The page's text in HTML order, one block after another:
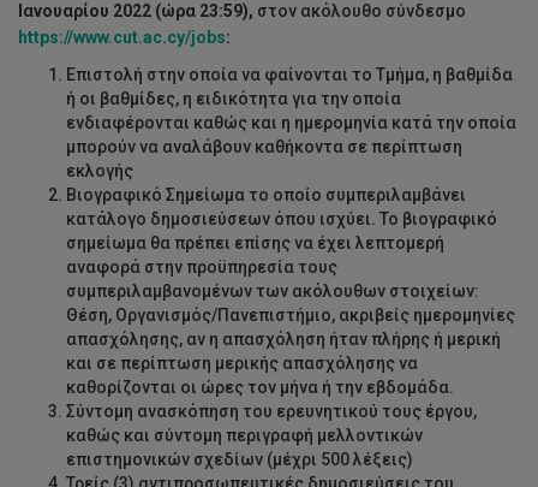
Ιανουαρίου 2022 (ώρα 23:59), στον ακόλουθο σύνδεσμο
https://www.cut.ac.cy/jobs:
Επιστολή στην οποία να φαίνονται το Τμήμα, η βαθμίδα
ή οι βαθμίδες, η ειδικότητα για την οποία
ενδιαφέρονται καθώς και η ημερομηνία κατά την οποία
μπορούν να αναλάβουν καθήκοντα σε περίπτωση
εκλογής
Βιογραφικό Σημείωμα το οποίο συμπεριλαμβάνει
κατάλογο δημοσιεύσεων όπου ισχύει. Το βιογραφικό
σημείωμα θα πρέπει επίσης να έχει λεπτομερή
αναφορά στην προϋπηρεσία τους
συμπεριλαμβανομένων των ακόλουθων στοιχείων:
Θέση, Οργανισμός/Πανεπιστήμιο, ακριβείς ημερομηνίες
απασχόλησης, αν η απασχόληση ήταν πλήρης ή μερική
και σε περίπτωση μερικής απασχόλησης να
καθορίζονται οι ώρες τον μήνα ή την εβδομάδα.
Σύντομη ανασκόπηση του ερευνητικού τους έργου,
καθώς και σύντομη περιγραφή μελλοντικών
επιστημονικών σχεδίων (μέχρι 500 λέξεις)